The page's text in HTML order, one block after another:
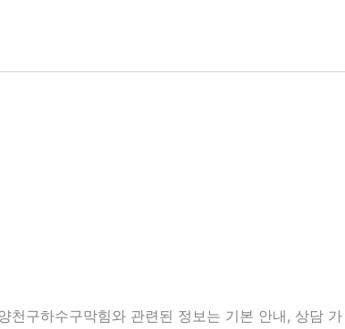
구하수구막힘와 관련된 정보는 기본 안내, 상담 가